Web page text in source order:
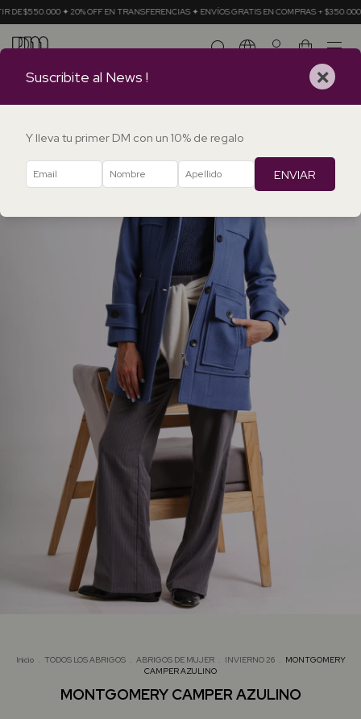
$550.000 ✦ 20% OFF EN TRANSFERENCIAS ✦ ENVÍOS GRATIS EN COMPRAS + $350.000
0
Inicio . TODOS LOS ABRIGOS . ABRIGOS DE MUJER . INVIERNO 26 . MONTGOMERY
CAMPER AZULINO
MONTGOMERY CAMPER AZULINO
Suscribite al News ! ×
Y lleva tu primer DM con un 10% de regalo
ENVIAR